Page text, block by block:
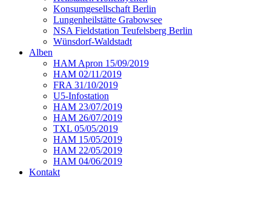
Konsumgesellschaft Berlin
Lungenheilstätte Grabowsee
NSA Fieldstation Teufelsberg Berlin
Wünsdorf-Waldstadt
Alben
HAM Apron 15/09/2019
HAM 02/11/2019
FRA 31/10/2019
U5-Infostation
HAM 23/07/2019
HAM 26/07/2019
TXL 05/05/2019
HAM 15/05/2019
HAM 22/05/2019
HAM 04/06/2019
Kontakt